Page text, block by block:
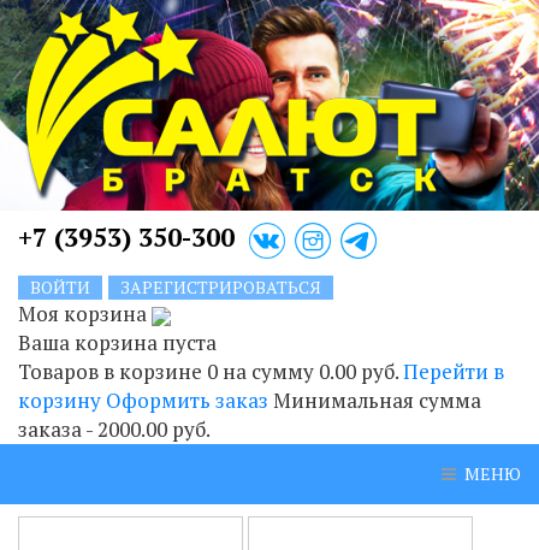
+7 (3953) 350-300
ВОЙТИ ЗАРЕГИСТРИРОВАТЬСЯ
Моя корзина
Ваша корзина пуста
Товаров в корзине 0 на сумму 0.00 руб.Перейти в
корзину Оформить заказ Минимальная сумма
заказа - 2000.00 руб.
МЕНЮ